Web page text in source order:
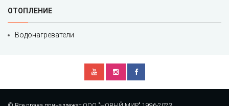
ОТОПЛЕНИЕ
Водонагреватели